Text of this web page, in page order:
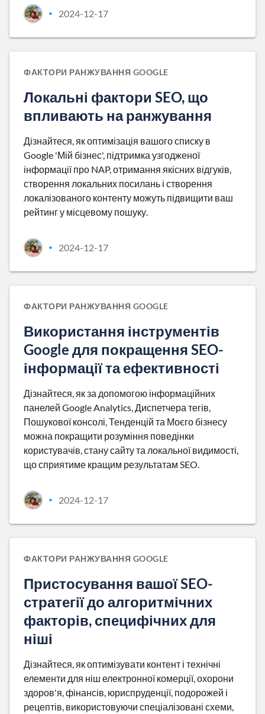
• 2024-12-17
ФАКТОРИ РАНЖУВАННЯ GOOGLE
Локальні фактори SEO, що
впливають на ранжування
Дізнайтеся, як оптимізація вашого списку в
Google 'Мій бізнес', підтримка узгодженої
інформації про NAP, отримання якісних відгуків,
створення локальних посилань і створення
локалізованого контенту можуть підвищити ваш
рейтинг у місцевому пошуку.
• 2024-12-17
ФАКТОРИ РАНЖУВАННЯ GOOGLE
Використання інструментів
Google для покращення SEO-
інформації та ефективності
Дізнайтеся, як за допомогою інформаційних
панелей Google Analytics, Диспетчера тегів,
Пошукової консолі, Тенденцій та Моєго бізнесу
можна покращити розуміння поведінки
користувачів, стану сайту та локальної видимості,
що сприятиме кращим результатам SEO.
• 2024-12-17
ФАКТОРИ РАНЖУВАННЯ GOOGLE
Пристосування вашої SEO-
стратегії до алгоритмічних
факторів, специфічних для
ніші
Дізнайтеся, як оптимізувати контент і технічні
елементи для ніш електронної комерції, охорони
здоров'я, фінансів, юриспруденції, подорожей і
рецептів, використовуючи спеціалізовані схеми,